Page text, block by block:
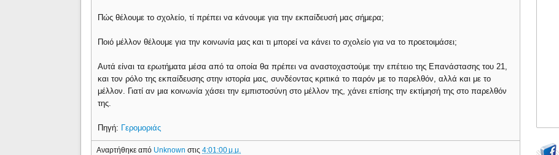
Πώς θέλουμε το σχολείο, τί πρέπει να κάνουμε για την εκπαίδευσή μας σήμερα;
Ποιό μέλλον θέλουμε για την κοινωνία μας και τι μπορεί να κάνει το σχολείο για να το προετοιμάσει;
Αυτά είναι τα ερωτήματα μέσα από τα οποία θα πρέπει να αναστοχαστούμε την επέτειο της Επανάστασης του 21,
και τον ρόλο της εκπαίδευσης στην ιστορία μας, συνδέοντας κριτικά το παρόν με το παρελθόν, αλλά και με το
μέλλον. Γιατί αν μια κοινωνία χάσει την εμπιστοσύνη στο μέλλον της, χάνει επίσης την εκτίμησή της στο παρελθόν
της.
Πηγή: Γερομοριάς
Αναρτήθηκε από Unknownστις4:01:00 μ.μ.